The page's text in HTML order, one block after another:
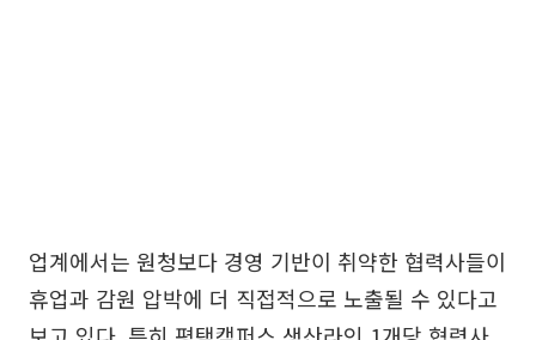
업계에서는 원청보다 경영 기반이 취약한 협력사들이
휴업과 감원 압박에 더 직접적으로 노출될 수 있다고